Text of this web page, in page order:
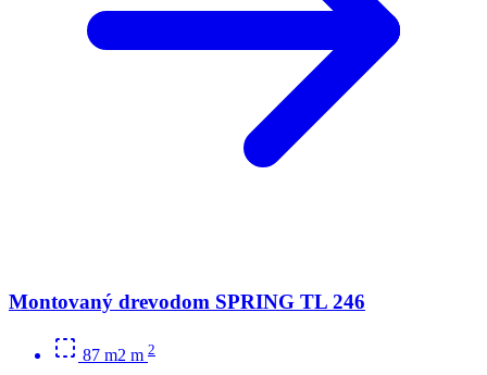
Montovaný drevodom SPRING TL 246
87 m2 m 2